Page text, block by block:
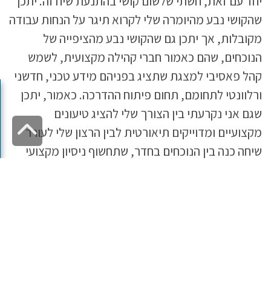
שהקושי נבע מהיומרה שלי לקרוא תיגר על הנחות עבודה
מקובלות, אך יתכן גם שהקושי נבע מהציפייה של
הנוכחים, שהם כאמור חברי קהילה מקצועית, לשמש
קהל פאסיבי למצגת שתציג בפניהם מידע טכני, חדשני
ורלוונטי לתחומם, תחום פיתוח ההדרכה. כאמור, יתכן
שגם אני נקרעתי בין הצורך שלי להציג טיעונים
מקצועיים ומדוייקים תיאורטית לבין הרצון שלי לעורר
שיחה כנה בין הנוכחים בחדר, שתחשוף ניסיון מקצועי
✕
איך נשארים מעודכנים?
ככה!